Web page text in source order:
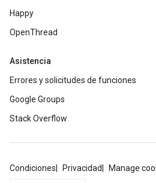
Happy
OpenThread
Asistencia
Errores y solicitudes de funciones
Google Groups
Stack Overflow
Condiciones Privacidad Manage